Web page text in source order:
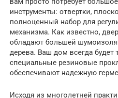
инструменты: отвертки,
полноценный набор для
механизма. Как известно,
обладают большей
дерева. Ваш дом всегда будет
специальные резиновые
обеспечивают надежную
Исходя из многолетней